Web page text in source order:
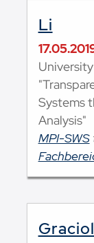
Li
University
Systems
Analysis"
MPI-SWS